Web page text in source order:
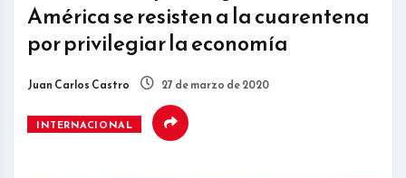
América se resisten a la cuarentena
por privilegiar la economía
Juan Carlos Castro 27 de marzo de 2020
INTERNACIONAL